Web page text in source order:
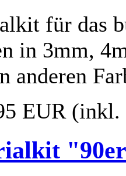
für das
in 3mm,
anderen
EUR (inkl.